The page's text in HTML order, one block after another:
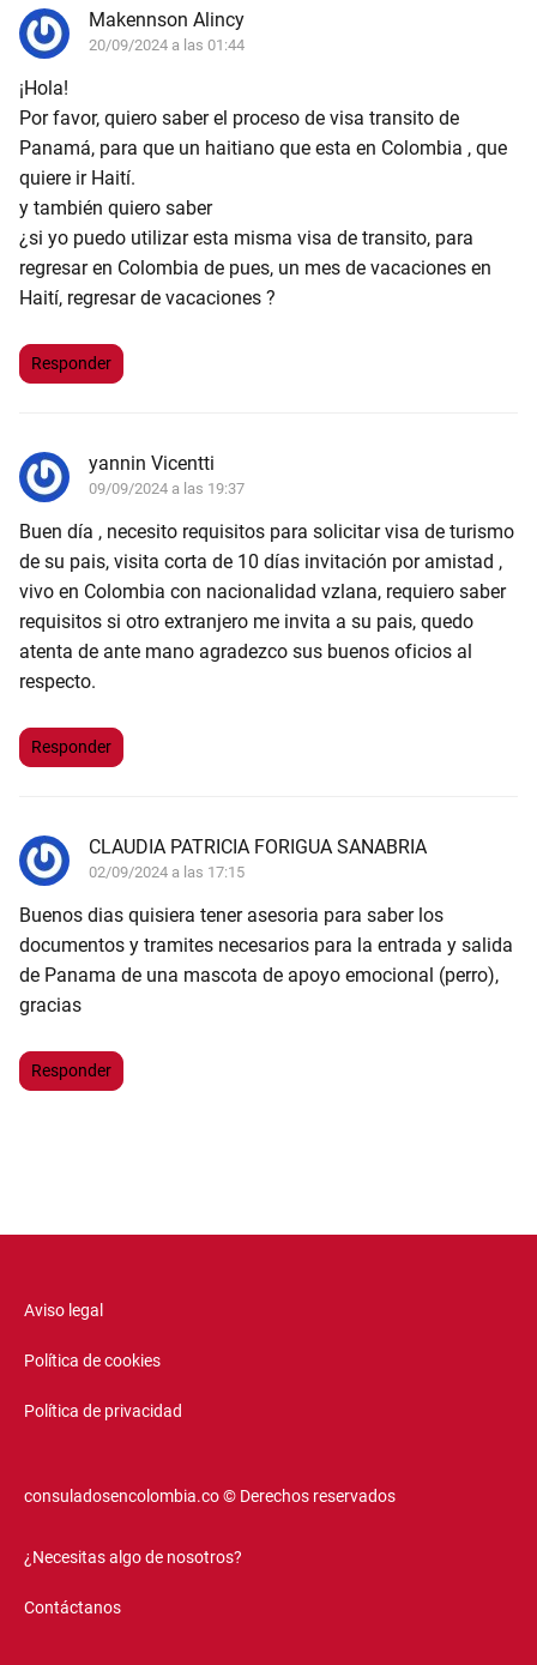
Makennson Alincy
20/09/2024 a las 01:44
¡Hola!
Por favor, quiero saber el proceso de visa transito de
Panamá, para que un haitiano que esta en Colombia , que
quiere ir Haití.
y también quiero saber
¿si yo puedo utilizar esta misma visa de transito, para
regresar en Colombia de pues, un mes de vacaciones en
Haití, regresar de vacaciones ?
Responder
yannin Vicentti
09/09/2024 a las 19:37
Buen día , necesito requisitos para solicitar visa de turismo
de su pais, visita corta de 10 días invitación por amistad ,
vivo en Colombia con nacionalidad vzlana, requiero saber
requisitos si otro extranjero me invita a su pais, quedo
atenta de ante mano agradezco sus buenos oficios al
respecto.
Responder
CLAUDIA PATRICIA FORIGUA SANABRIA
02/09/2024 a las 17:15
Buenos dias quisiera tener asesoria para saber los
documentos y tramites necesarios para la entrada y salida
de Panama de una mascota de apoyo emocional (perro),
gracias
Responder
Aviso legal
Política de cookies
Política de privacidad
consuladosencolombia.co © Derechos reservados
¿Necesitas algo de nosotros?
Contáctanos